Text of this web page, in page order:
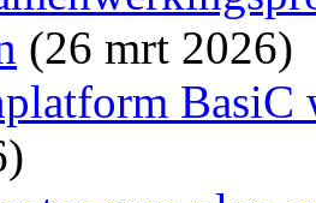
(26 mrt 2026)
BasiC